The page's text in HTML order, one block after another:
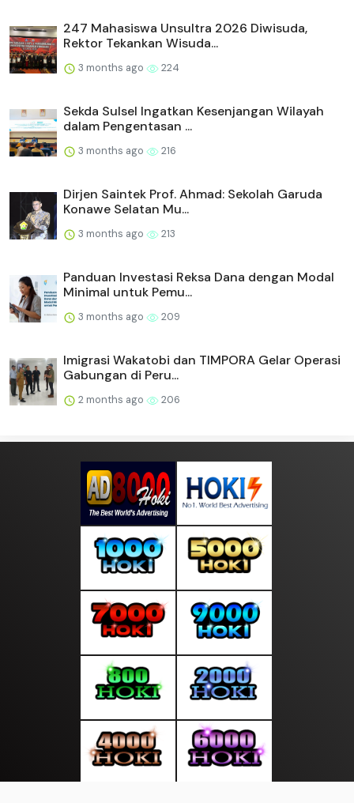
247 Mahasiswa Unsultra 2026 Diwisuda,
Rektor Tekankan Wisuda...
3 months ago 224
Sekda Sulsel Ingatkan Kesenjangan Wilayah
dalam Pengentasan ...
3 months ago 216
Dirjen Saintek Prof. Ahmad: Sekolah Garuda
Konawe Selatan Mu...
3 months ago 213
Panduan Investasi Reksa Dana dengan Modal
Minimal untuk Pemu...
3 months ago 209
Imigrasi Wakatobi dan TIMPORA Gelar Operasi
Gabungan di Peru...
2 months ago 206